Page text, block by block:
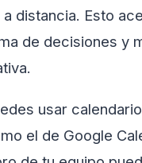
distancia. Esto
de decisiones y
usar
el de Google